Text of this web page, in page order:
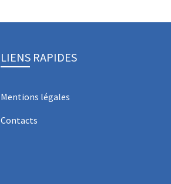
LIENS RAPIDES
Mentions légales
Contacts